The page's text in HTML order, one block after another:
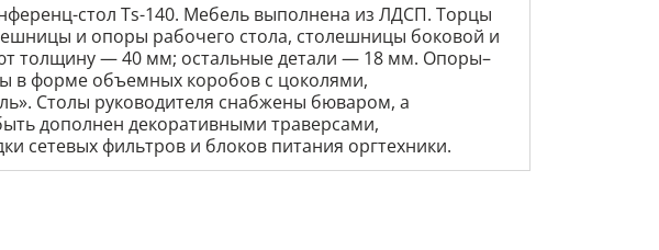
стол Ts-140. Мебель выполнена из ЛДСП. Торцы
и опоры рабочего стола, столешницы боковой и
толщину — 40 мм; остальные детали — 18 мм. Опоры–
в форме объемных коробов с цоколями,
Столы руководителя снабжены бюваром, а
дополнен декоративными траверсами,
сетевых фильтров и блоков питания оргтехники.